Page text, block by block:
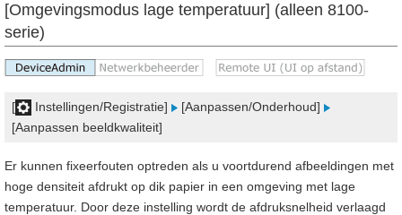
[Omgevingsmodus lage temperatuur] (alleen 8100-
serie)
[ Instellingen/Registratie]
[Aanpassen/Onderhoud]
[Aanpassen beeldkwaliteit]
Er kunnen fixeerfouten optreden als u voortdurend afbeeldingen met
hoge densiteit afdrukt op dik papier in een omgeving met lage
temperatuur. Door deze instelling wordt de afdruksnelheid verlaagd